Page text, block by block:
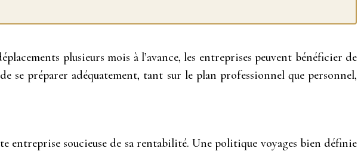
plusieurs mois à l’avance, les entreprises peuvent bénéficier de
se préparer adéquatement, tant sur le plan professionnel que personnel,
entreprise soucieuse de sa rentabilité. Une politique voyages bien définie